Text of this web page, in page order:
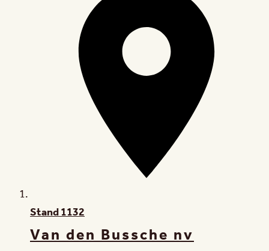
Stand1132
Van den Bussche nv